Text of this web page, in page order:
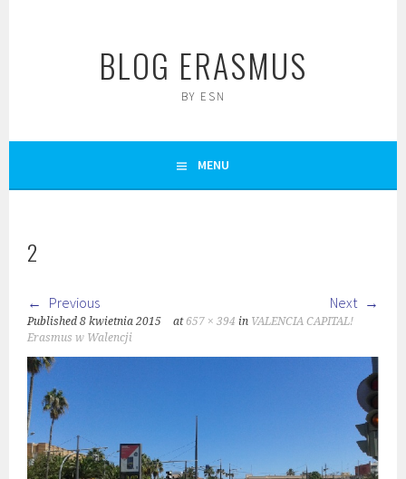
BLOG ERASMUS
BY ESN
MENU
2
Previous Next
Published8 kwietnia 2015 at 657 × 394 in VALENCIA CAPITAL!
Erasmus w Walencji